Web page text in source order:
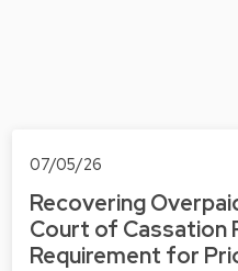
07/05/26
Recovering
Court of Cassation
Requirement for